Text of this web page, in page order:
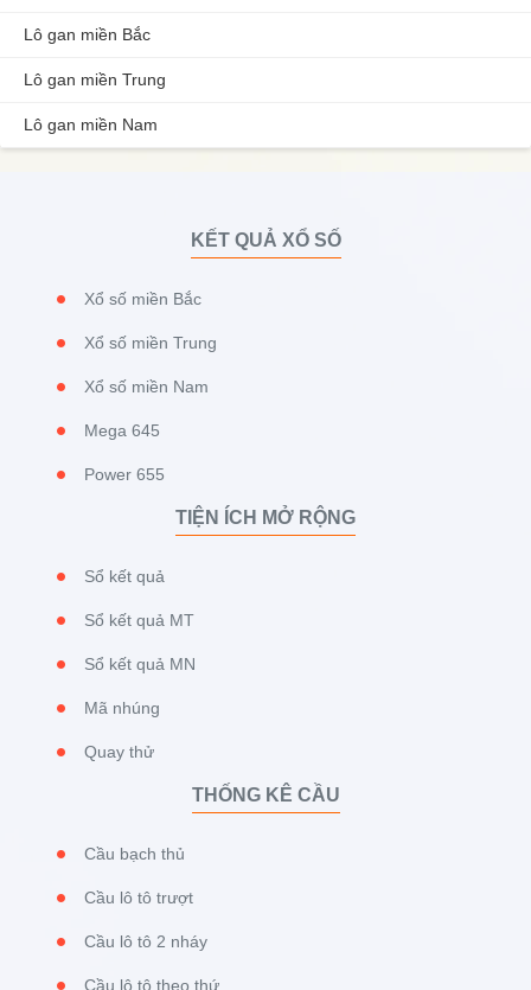
Lô gan miền Bắc
Lô gan miền Trung
Lô gan miền Nam
KẾT QUẢ XỔ SỐ
Xổ số miền Bắc
Xổ số miền Trung
Xổ số miền Nam
Mega 645
Power 655
TIỆN ÍCH MỞ RỘNG
Sổ kết quả
Sổ kết quả MT
Sổ kết quả MN
Mã nhúng
Quay thử
THỐNG KÊ CẦU
Cầu bạch thủ
Cầu lô tô trượt
Cầu lô tô 2 nháy
Cầu lô tô theo thứ